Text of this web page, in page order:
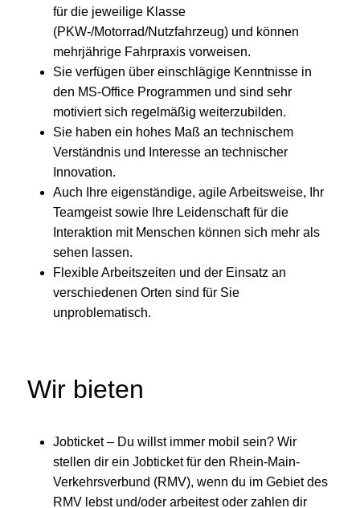
für die jeweilige Klasse
(PKW-/Motorrad/Nutzfahrzeug) und können
mehrjährige Fahrpraxis vorweisen.
Sie verfügen über einschlägige Kenntnisse in
den MS-Office Programmen und sind sehr
motiviert sich regelmäßig weiterzubilden.
Sie haben ein hohes Maß an technischem
Verständnis und Interesse an technischer
Innovation.
Auch Ihre eigenständige, agile Arbeitsweise, Ihr
Teamgeist sowie Ihre Leidenschaft für die
Interaktion mit Menschen können sich mehr als
sehen lassen.
Flexible Arbeitszeiten und der Einsatz an
verschiedenen Orten sind für Sie
unproblematisch.
Wir bieten
Jobticket – Du willst immer mobil sein? Wir
stellen dir ein Jobticket für den Rhein-Main-
Verkehrsverbund (RMV), wenn du im Gebiet des
RMV lebst und/oder arbeitest oder zahlen dir